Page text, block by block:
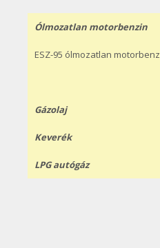
Ólmozatlan motorbenzin
ESZ-95 ólmozatlan
Gázolaj
Keverék
LPG autógáz